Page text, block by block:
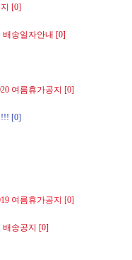
[0]
배송일자안내 [0]
여름휴가공지 [0]
!!! [0]
여름휴가공지 [0]
배송공지 [0]